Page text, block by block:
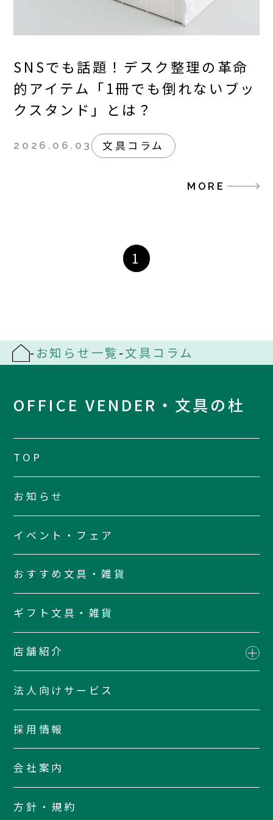
SNSでも話題！デスク整理の革命
的アイテム「1冊でも倒れないブッ
クスタンド」とは？
2026.06.03 文具コラム
MORE
1
- お知らせ一覧-文具コラム
OFFICE VENDER・文具の杜
TOP
お知らせ
イベント・フェア
おすすめ文具・雑貨
ギフト文具・雑貨
店舗紹介
法人向けサービス
採用情報
会社案内
方針・規約